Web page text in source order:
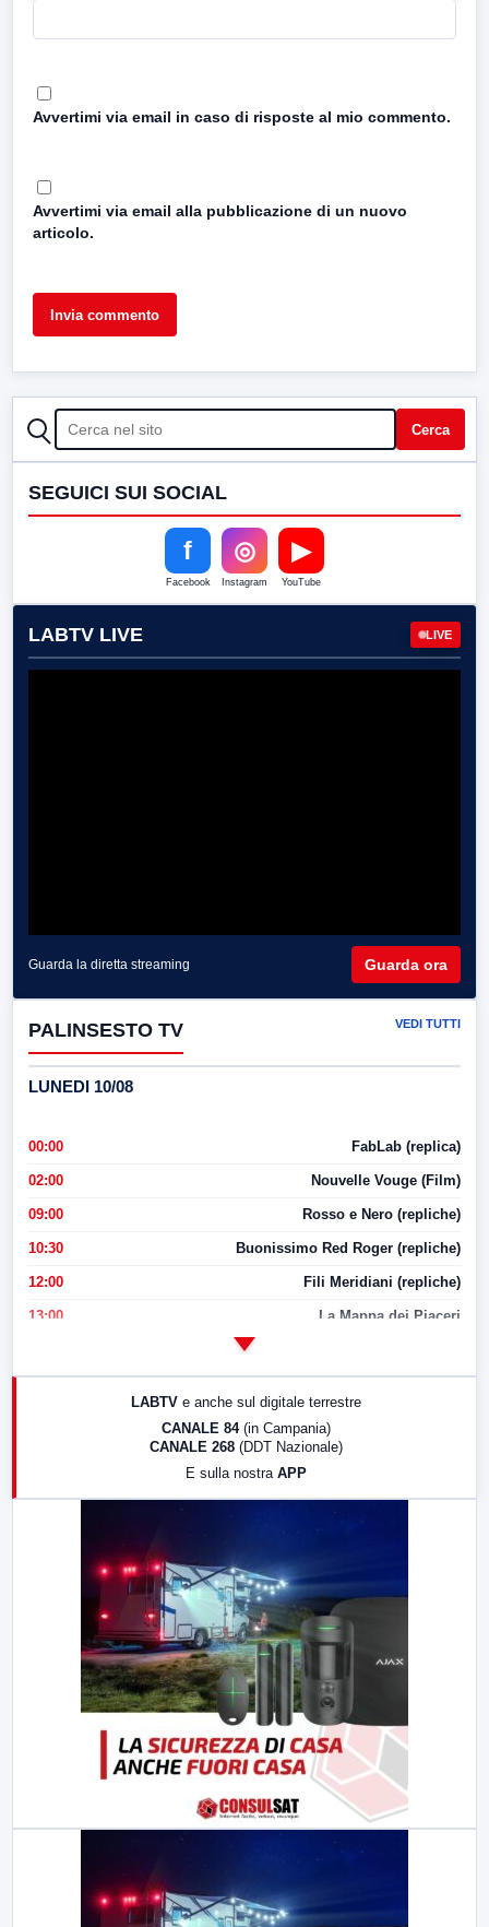
Avvertimi via email in caso di risposte al mio commento.
Avvertimi via email alla pubblicazione di un nuovo
articolo.
CERCA Cerca
SEGUICI SUI SOCIAL
f
Facebook
◎
Instagram
▶
YouTube
LABTV LIVE LIVE
Guarda la diretta streaming Guarda ora
PALINSESTO TV VEDI TUTTI
LUNEDI 10/08
00:00 FabLab (replica)
02:00 Nouvelle Vouge (Film)
09:00 Rosso e Nero (repliche)
10:30 Buonissimo Red Roger (repliche)
12:00 Fili Meridiani (repliche)
13:00 La Mappa dei Piaceri
LABTV e anche sul digitale terrestre
CANALE 84 (in Campania)
CANALE 268 (DDT Nazionale)
E sulla nostra APP